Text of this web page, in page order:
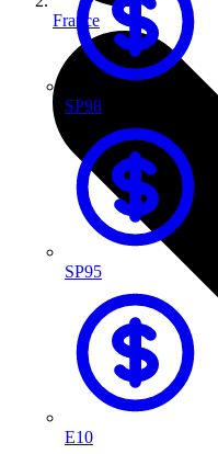
SP98
SP95
E10
France